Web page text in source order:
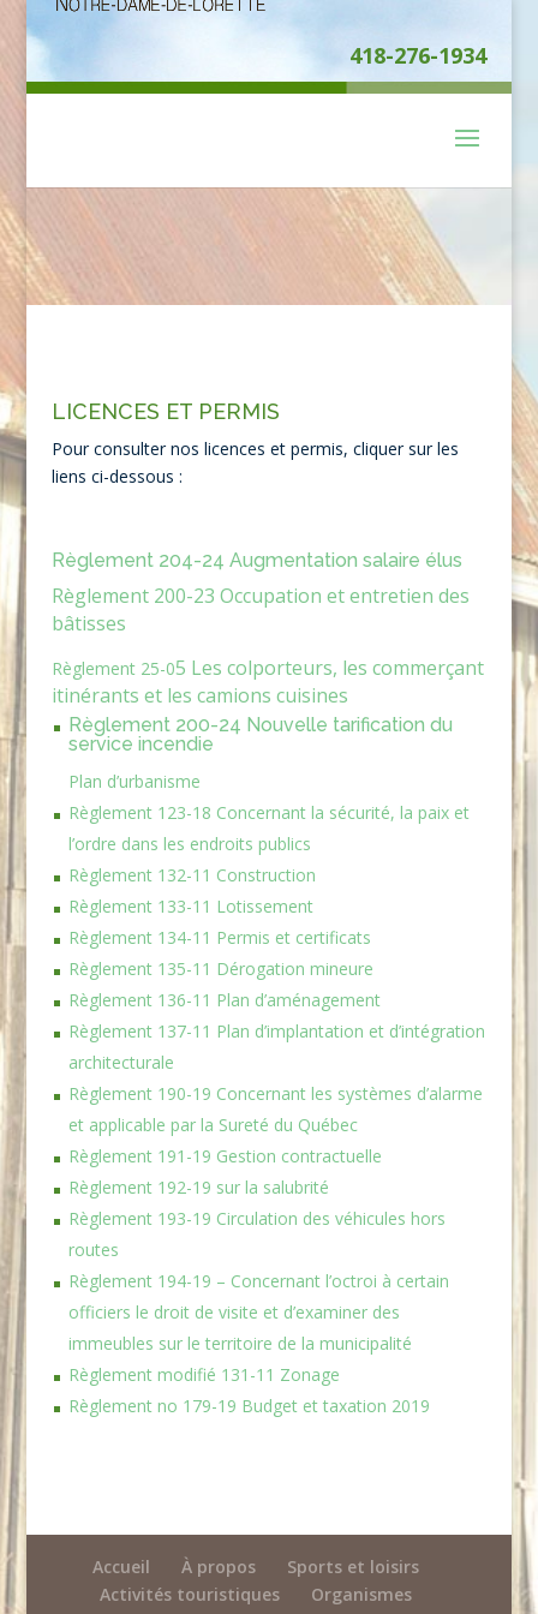
418-276-1934
LICENCES ET PERMIS
Pour consulter nos licences et permis, cliquer sur les
liens ci-dessous :
Règlement 204-24 Augmentation salaire élus
Règlement 200-23 Occupation et entretien des
bâtisses
Règlement25-05 Les colporteurs, les commerçant
itinérants et les camions cuisines
Règlement 200-24 Nouvelle tarification du
service incendie
Plan d’urbanisme
Règlement 123-18 Concernant la sécurité, la paix et
l’ordre dans les endroits publics
Règlement 132-11 Construction
Règlement 133-11 Lotissement
Règlement 134-11 Permis et certificats
Règlement 135-11 Dérogation mineure
Règlement 136-11 Plan d’aménagement
Règlement 137-11 Plan d’implantation et d’intégration
architecturale
Règlement 190-19 Concernant les systèmes d’alarme
et applicable par la Sureté du Québec
Règlement 191-19 Gestion contractuelle
Règlement 192-19 sur la salubrité
Règlement 193-19 Circulation des véhicules hors
routes
Règlement 194-19 – Concernant l’octroi à certain
officiers le droit de visite et d’examiner des
immeubles sur le territoire de la municipalité
Règlement modifié 131-11 Zonage
Règlement no 179-19 Budget et taxation 2019
Accueil À propos
Sports et loisirs
Activités touristiques
Organismes